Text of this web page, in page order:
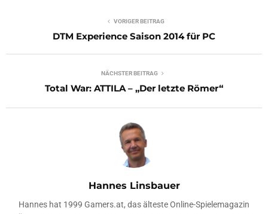
VORIGER BEITRAG
DTM Experience Saison 2014 für PC
NÄCHSTER BEITRAG
Total War: ATTILA – „Der letzte Römer“
Hannes Linsbauer
Hannes hat 1999 Gamers.at, das älteste Online-Spielemagazin